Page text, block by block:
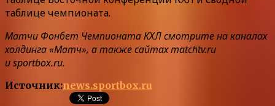
таблице чемпионата.
Матчи Фонбет Чемпионата КХЛ смотрите на каналах
холдинга «Матч», а также сайтах matchtv.ru
и sportbox.ru.
Источник:news.sportbox.ru